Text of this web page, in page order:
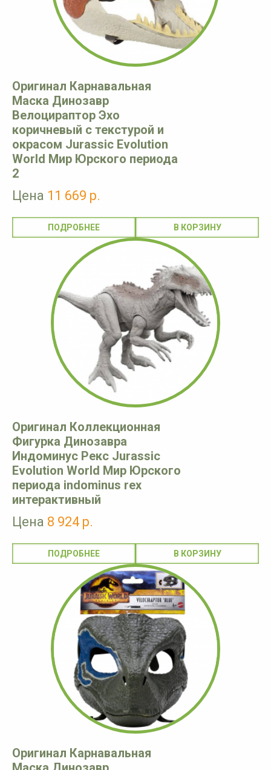
Оригинал Карнавальная
Маска Динозавр
Велоцираптор Эхо
коричневый с текстурой и
окрасом Jurassic Evolution
World Мир Юрского периода
2
Цена 11 669 р.
ПОДРОБНЕЕ
Оригинал Коллекционная
Фигурка Динозавра
Индоминус Рекс Jurassic
Evolution World Мир Юрского
периода indominus rex
интерактивный
Цена 8 924 р.
ПОДРОБНЕЕ
Оригинал Карнавальная